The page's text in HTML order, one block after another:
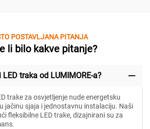
POSTAVLJANA PITANJA
li bilo kakve pitanje?
traka od LUMIMORE-a?
trake za osvjetljenje nude energetsku
jačinu sjaja i jednostavnu instalaciju. Naši
fleksibilne LED trake, dizajnirani su za